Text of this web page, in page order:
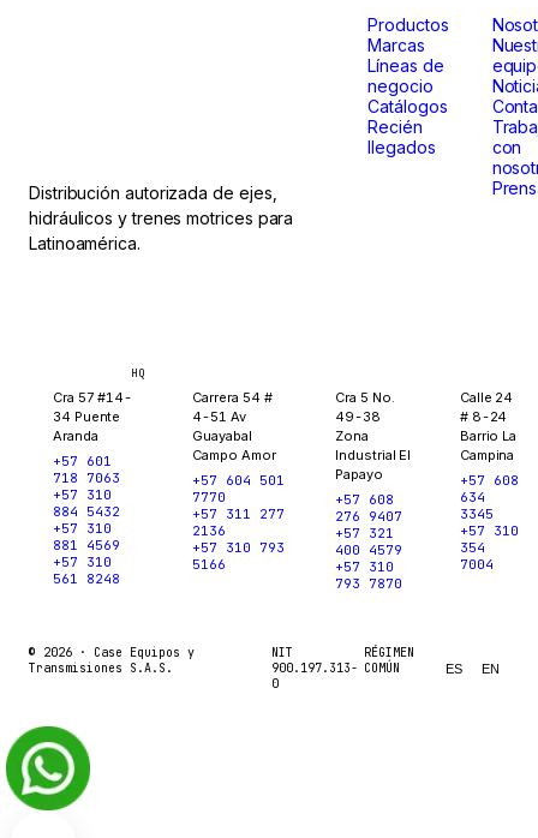
Distribución autorizada de ejes,
hidráulicos y trenes motrices para
Latinoamérica.
Productos
Marcas
Líneas de
negocio
Catálogos
Recién
llegados
con
HQ
Cra 57 #14-
34 Puente
Aranda
+57 601
718 7063
+57 310
884 5432
+57 310
881 4569
+57 310
561 8248
Carrera 54 #
4-51 Av
Guayabal
Campo Amor
+57 604 501
7770
+57 311 277
2136
+57 310 793
5166
Cra 5 No.
49-38
Zona
Industrial El
Papayo
+57 608
276 9407
+57 321
400 4579
+57 310
793 7870
Calle 24
# 8-24
Barrio La
Campina
+57 608
634
3345
+57 310
354
7004
© 2026 · Case Equipos y
Transmisiones S.A.S.
NIT
900.197.313-
0
RÉGIMEN
COMÚN
ES EN